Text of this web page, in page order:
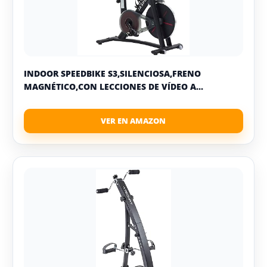
INDOOR SPEEDBIKE S3,SILENCIOSA,FRENO
MAGNÉTICO,CON LECCIONES DE VÍDEO A...